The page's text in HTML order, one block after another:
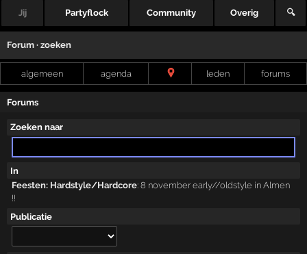
Jij Partyflock Community Overig 🔍
Forum · zoeken
algemeen agenda leden forums
Forums
Zoeken naar
In
Feesten: Hardstyle/Hardcore: 8 november early//oldstyle in Almen
!!
Publicatie